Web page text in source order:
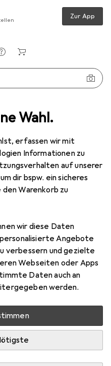
Wahl.
erfassen wir mit
Informationen zu
auf unserer
dir bspw. ein sicheres
den Warenkorb zu
wir diese Daten
Angebote
verbessern und gezielte
Webseiten oder Apps
Daten auch an
werden.
Zur App
Cities Skylines jeu de plateau
Skylines jeu de
Mehr von Iello
17.8. geliefert
Drittanbieter